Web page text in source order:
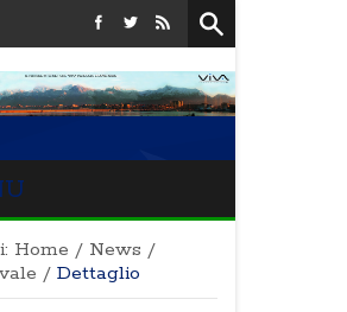
Home / News /
/ Dettaglio